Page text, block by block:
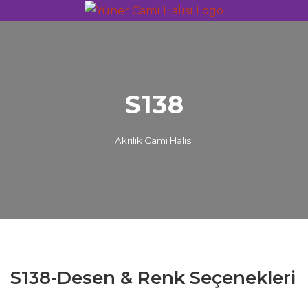
S138
Akrilik Cami Halısı
S138-Desen & Renk Seçenekleri